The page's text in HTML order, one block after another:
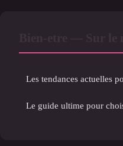
Les tendances actuelles
Le guide ultime pour